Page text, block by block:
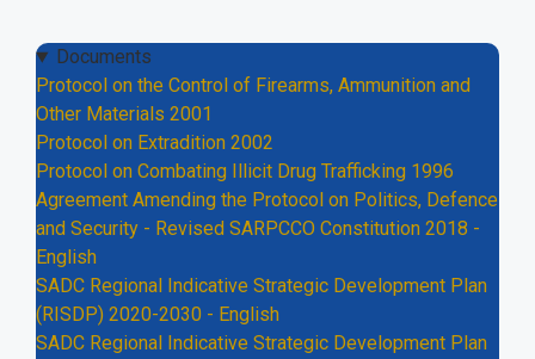
Documents
Protocol on the Control of Firearms, Ammunition and
Other Materials 2001
Protocol on Extradition 2002
Protocol on Combating Illicit Drug Trafficking 1996
Agreement Amending the Protocol on Politics, Defence
and Security - Revised SARPCCO Constitution 2018 -
English
SADC Regional Indicative Strategic Development Plan
(RISDP) 2020-2030 - English
SADC Regional Indicative Strategic Development Plan